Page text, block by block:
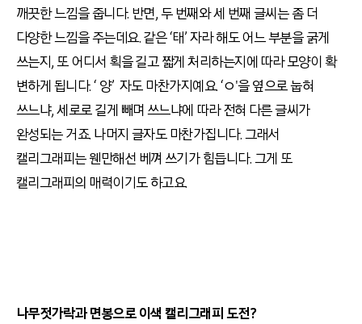
깨끗한 느낌을 줍니다. 반면,두 번째와 세 번째 글씨는 좀 더
다양한 느낌을 주는데요.같은 ‘태’자라 해도 어느 부분을 굵게
쓰는지 ,또 어디서 획을 길고 짧게 처리하는지에 따라 모양이 확
변하게 됩니다. ‘ 양’ 자도 마찬가지예요.‘ㅇ'을 옆으로 눕혀
쓰느냐,세로로 길게 빼며 쓰느냐에 따라 전혀 다른 글씨가
완성되는 거죠. 나머지 글자도 마찬가집니다.그래서
캘리그래피는 웬만해선 베껴 쓰기가 힘듭니다.그게 또
캘리그래피의 매력이기도 하고요.
나무젓가락과 면봉으로 이색 캘리그래피 도전?